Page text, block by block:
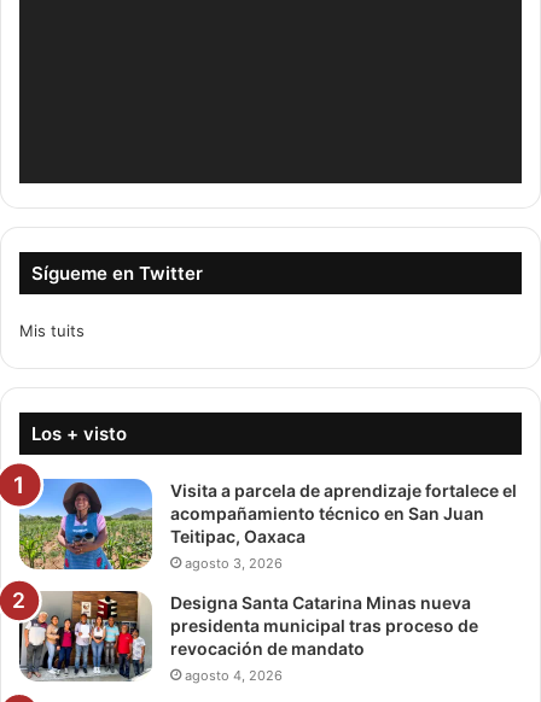
Sígueme en Twitter
Mis tuits
Los + visto
Visita a parcela de aprendizaje fortalece el
acompañamiento técnico en San Juan
Teitipac, Oaxaca
agosto 3, 2026
Designa Santa Catarina Minas nueva
presidenta municipal tras proceso de
revocación de mandato
agosto 4, 2026